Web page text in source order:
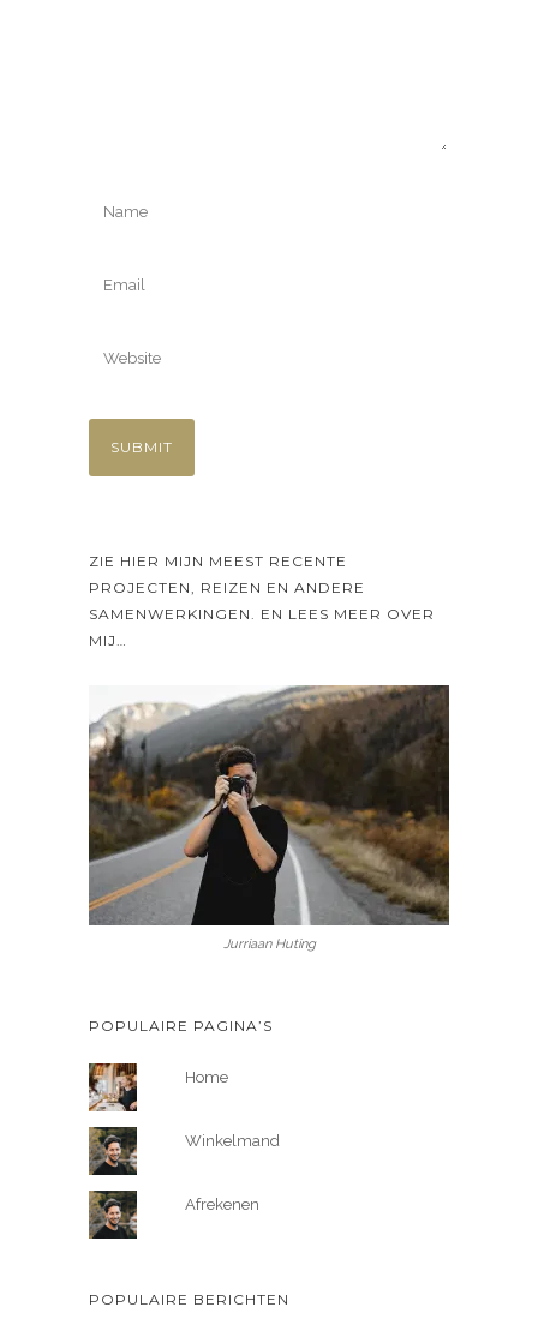
ZIE HIER MIJN MEEST RECENTE
PROJECTEN, REIZEN EN ANDERE
SAMENWERKINGEN. EN LEES MEER OVER
MIJ…
Jurriaan Huting
POPULAIRE PAGINA’S
Home
Winkelmand
Afrekenen
POPULAIRE BERICHTEN